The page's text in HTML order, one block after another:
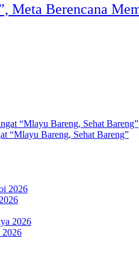
Meta Berencana
“Mlayu Bareng, Sehat Bareng”
2026